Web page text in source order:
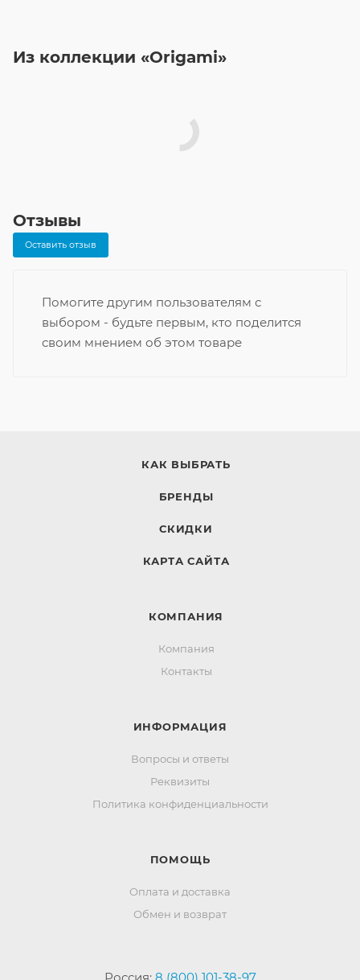
Из коллекции «Origami»
Отзывы
Оставить отзыв
Помогите другим пользователям с
выбором - будьте первым, кто поделится
своим мнением об этом товаре
КАК ВЫБРАТЬ
БРЕНДЫ
СКИДКИ
КАРТА САЙТА
КОМПАНИЯ
Компания
Контакты
ИНФОРМАЦИЯ
Вопросы и ответы
Реквизиты
Политика конфиденциальности
ПОМОЩЬ
Оплата и доставка
Обмен и возврат